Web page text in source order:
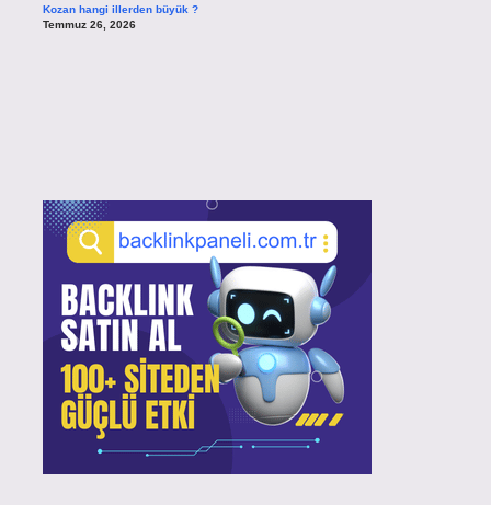
Kozan hangi illerden büyük ?
Temmuz 26, 2026